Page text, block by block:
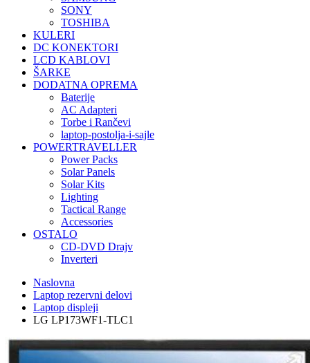
SONY
TOSHIBA
KULERI
DC KONEKTORI
LCD KABLOVI
ŠARKE
DODATNA OPREMA
Baterije
AC Adapteri
Torbe i Rančevi
laptop-postolja-i-sajle
POWERTRAVELLER
Power Packs
Solar Panels
Solar Kits
Lighting
Tactical Range
Accessories
OSTALO
CD-DVD Drajv
Inverteri
Naslovna
Laptop rezervni delovi
Laptop displeji
LG LP173WF1-TLC1